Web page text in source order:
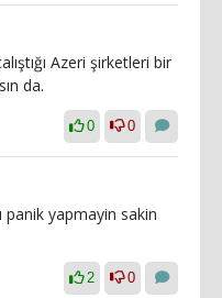
Azeri şirketleri bir
da.
0 0
yapmayin sakin
2 0